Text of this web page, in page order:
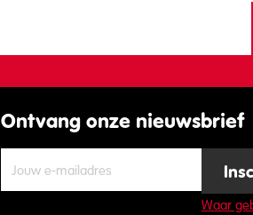
Ontvang onze nieuwsbrief
Waar